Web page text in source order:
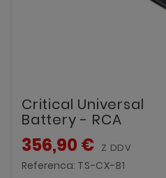
Critical Universal
Battery - RCA
356,90 € Z DDV
Referenca: TS-CX-B1